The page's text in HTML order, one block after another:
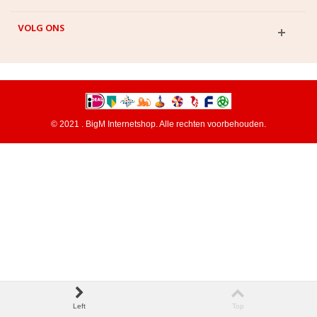
VOLG ONS
© 2021 . BigM Internetshop. Alle rechten voorbehouden.
Left Top